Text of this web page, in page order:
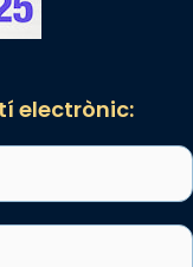
electrònic: